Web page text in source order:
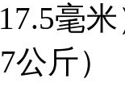
毫
斤）